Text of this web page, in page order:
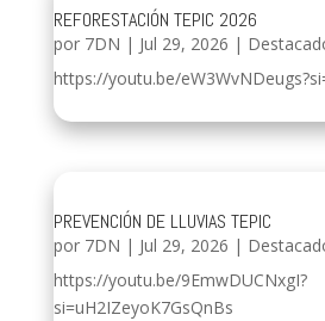
REFORESTACIÓN TEPIC 2026
por 7DN | Jul 29, 2026 |
https://youtu.be/
PREVENCIÓN DE LLUVIAS TEPIC
por 7DN | Jul 29, 2026 |
https://youtu.be/9EmwDUCNxgI?
si=uH2IZeyoK7GsQnBs